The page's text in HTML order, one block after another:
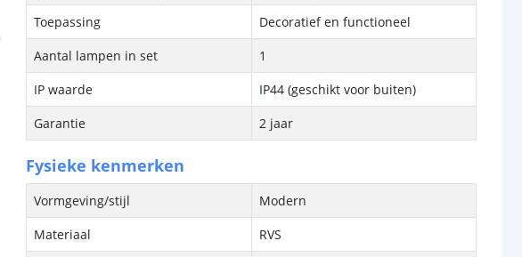
Toepassing
Decoratief en functioneel
Aantal lampen in set
1
IP waarde
IP44 (geschikt voor buiten)
Garantie
2 jaar
Fysieke kenmerken
Vormgeving/stijl
Modern
Materiaal
RVS